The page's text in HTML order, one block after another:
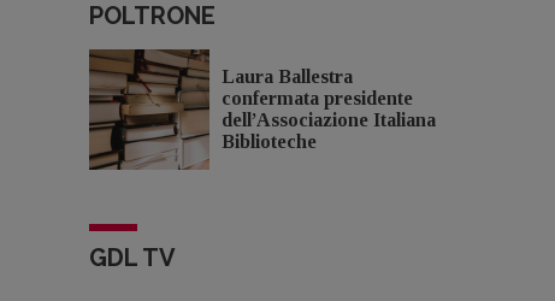
POLTRONE
Laura Ballestra
confermata presidente
dell’Associazione Italiana
Biblioteche
GDL TV